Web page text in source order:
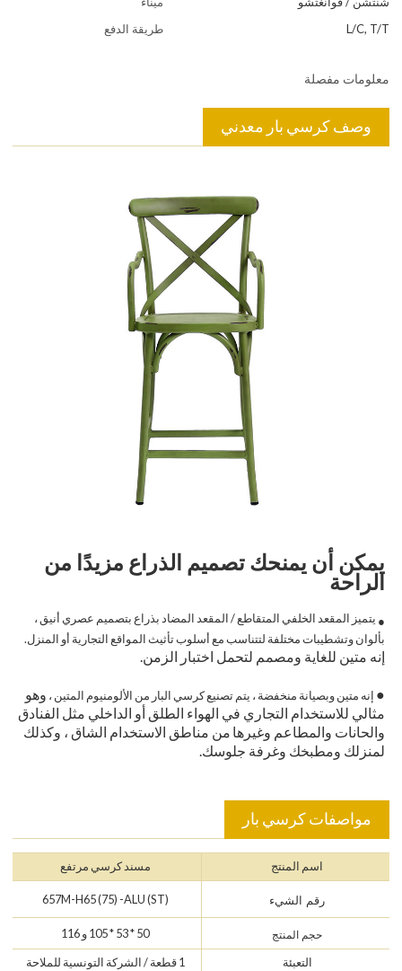
طريقة الدفع
L/C, T/T
معلومات مفصلة
وصف كرسي بار معدني
يمكن أن يمنحك تصميم الذراع مزيدًا من
الراحة
● يتميز المقعد الخلفي المتقاطع / المقعد المضاد بذراع بتصميم عصري أنيق ،
بألوان وتشطيبات مختلفة لتتناسب مع أسلوب تأثيث المواقع التجارية أو المنزل.
إنه متين للغاية ومصمم لتحمل اختبار الزمن.
● إنه متين وبصيانة منخفضة ، يتم تصنيع كرسي البار من الألومنيوم المتين ، وهو
مثالي للاستخدام التجاري في الهواء الطلق أو الداخلي مثل الفنادق
والحانات والمطاعم وغيرها من مناطق الاستخدام الشاق ، وكذلك
لمنزلك ومطبخك وغرفة جلوسك.
مواصفات كرسي بار
اسم المنتج مسند كرسي مرتفع
رقم الشيء 657M-H65 (75) -ALU (ST)
حجم المنتج 50 * 53 * 105 و 116
التعبئة 1 قطعة / الشركة التونسية للملاحة